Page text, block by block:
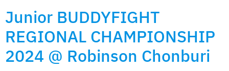
Junior BUDDYFIGHT
REGIONAL CHAMPIONSHIP
2024 @ Robinson Chonburi